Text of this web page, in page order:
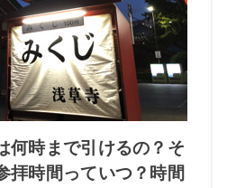
何時まで引けるの？そ
拝時間っていつ？時間